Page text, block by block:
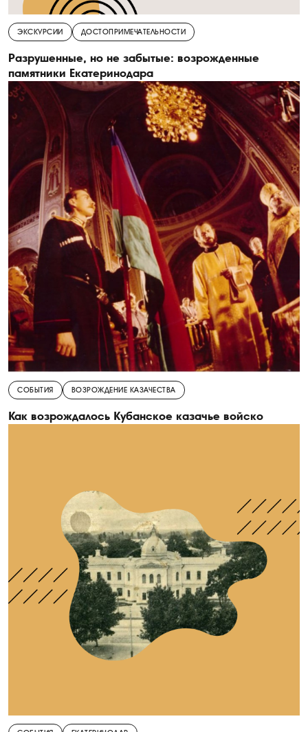
ЭКСКУРСИИ ДОСТОПРИМЕЧАТЕЛЬНОСТИ
Разрушенные, но не забытые: возрожденные
памятники Екатеринодара
СОБЫТИЯ ВОЗРОЖДЕНИЕ КАЗАЧЕСТВА
Как возрождалось Кубанское казачье войско